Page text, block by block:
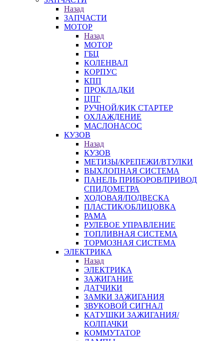
Назад
ЗАПЧАСТИ
МОТОР
Назад
МОТОР
ГБЦ
КОЛЕНВАЛ
КОРПУС
КПП
ПРОКЛАДКИ
ЦПГ
РУЧНОЙ/КИК СТАРТЕР
ОХЛАЖДЕНИЕ
МАСЛОНАСОС
КУЗОВ
Назад
КУЗОВ
МЕТИЗЫ/КРЕПЕЖИ/ВТУЛКИ
ВЫХЛОПНАЯ СИСТЕМА
ПАНЕЛЬ ПРИБОРОВ/ПРИВОД
СПИДОМЕТРА
ХОДОВАЯ/ПОДВЕСКА
ПЛАСТИК/ОБЛИЦОВКА
РАМА
РУЛЕВОЕ УПРАВЛЕНИЕ
ТОПЛИВНАЯ СИСТЕМА
ТОРМОЗНАЯ СИСТЕМА
ЭЛЕКТРИКА
Назад
ЭЛЕКТРИКА
ЗАЖИГАНИЕ
ДАТЧИКИ
ЗАМКИ ЗАЖИГАНИЯ
ЗВУКОВОЙ СИГНАЛ
КАТУШКИ ЗАЖИГАНИЯ/
КОЛПАЧКИ
КОММУТАТОР